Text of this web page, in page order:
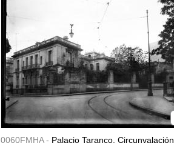
0060FMHA - Palacio Taranco. Circunvalación